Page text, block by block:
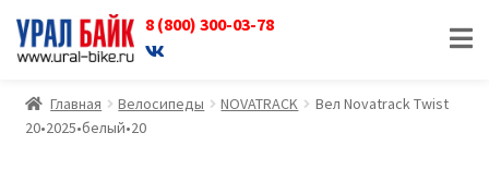
8 (800) 300-03-78
Перейти
к
навигации
Перейти
к
содержимому
Главная Велосипеды NOVATRACK
Вел Novatrack Twist
20•2025•белый•20